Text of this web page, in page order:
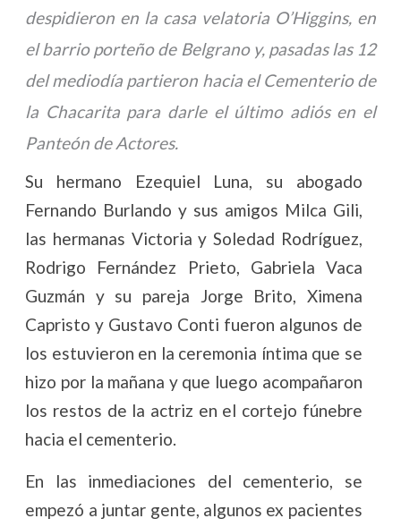
despidieron en la casa velatoria O’Higgins, en
el barrio porteño de Belgrano y, pasadas las 12
del mediodía partieron hacia el Cementerio de
la Chacarita para darle el último adiós en el
Panteón de Actores.
Su hermano Ezequiel Luna, su abogado
Fernando Burlando y sus amigos Milca Gili,
las hermanas Victoria y Soledad Rodríguez,
Rodrigo Fernández Prieto, Gabriela Vaca
Guzmán y su pareja Jorge Brito, Ximena
Capristo y Gustavo Conti fueron algunos de
los estuvieron en la ceremonia íntima que se
hizo por la mañana y que luego acompañaron
los restos de la actriz en el cortejo fúnebre
hacia el cementerio.
En las inmediaciones del cementerio, se
empezó a juntar gente, algunos ex pacientes